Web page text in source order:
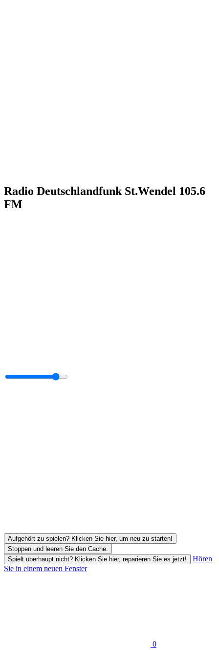
Radio Deutschlandfunk St.Wendel 105.6
FM
Aufgehört zu spielen? Klicken Sie hier, um neu zu starten!
Stoppen und leeren Sie den Cache.
Spielt überhaupt nicht? Klicken Sie hier, reparieren Sie es jetzt!
Hören
Sie in einem neuen Fenster
0